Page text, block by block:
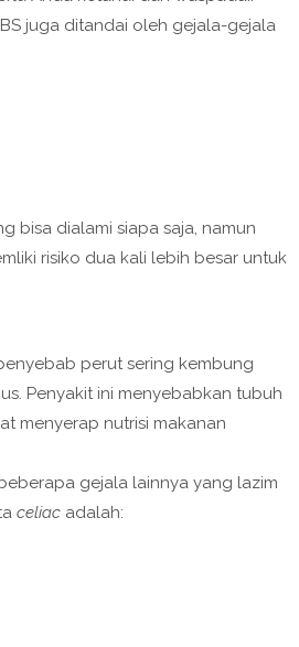
juga ditandai oleh gejala-gejala
bisa dialami siapa saja, namun
risiko dua kali lebih besar untuk
perut sering kembung
Penyakit ini menyebabkan tubuh
menyerap nutrisi makanan
gejala lainnya yang lazim
celiac adalah: